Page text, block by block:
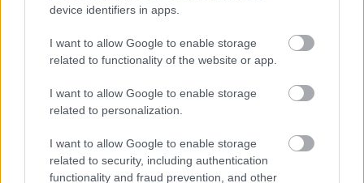
device identifiers in apps.
I want to allow Google to enable storage
related to functionality of the website or app.
I want to allow Google to enable storage
related to personalization.
I want to allow Google to enable storage
related to security, including authentication
functionality and fraud prevention, and other
Az alagút szigorú biztonsági intézkedései miatt
nagyon nehéz megszerezni a szükséges
engedélyeket. A feltételek olyan szigorúak, hogy
engedélyezett az alagúton át, mégpedig úgy, hogy
azok sem felelnek meg teljesen a szabályoknak. Erre